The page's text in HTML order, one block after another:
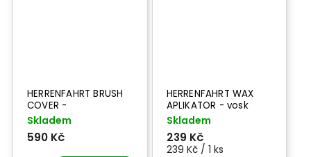
HERRENFAHRT BRUSH
COVER -
mikrovláknový návlek
kartáčové myčky
Skladem
590 Kč
HERRENFAHRT WAX
APLIKATOR - vosk
aplikátor - černý
Skladem
239 Kč
239 Kč / 1 ks